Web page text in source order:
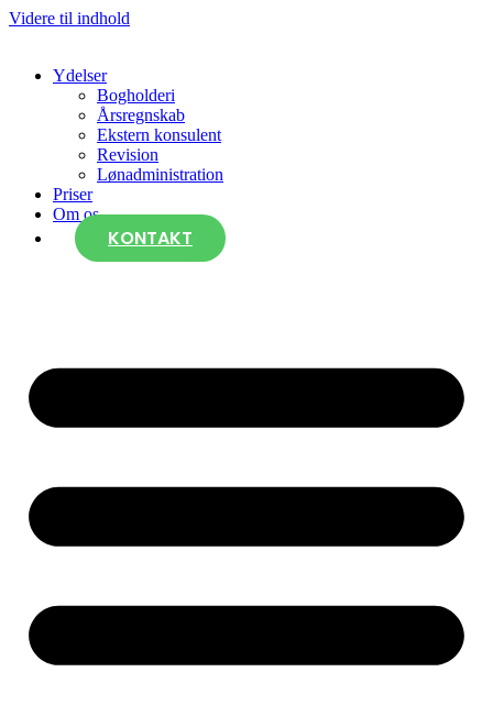
Videre til indhold
Ydelser
Bogholderi
Årsregnskab
Ekstern konsulent
Revision
Lønadministration
Priser
Om os
KONTAKT